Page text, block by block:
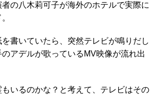
の八木莉可子が海外のホテルで実際に
書いていたら、突然テレビが鳴りだし
アデルが歌っているMV映像が流れ出
いるのかな？と考えて、テレビはその